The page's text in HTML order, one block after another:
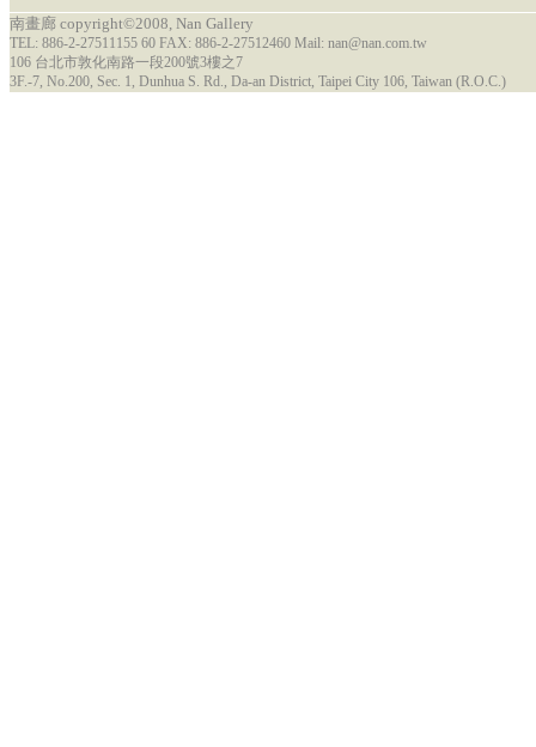
南畫廊 copyright©2008, Nan Gallery
TEL: 886-2-27511155 60 FAX: 886-2-27512460 Mail: nan@nan.com.tw
106 台北市敦化南路一段200號3樓之7
3F.-7, No.200, Sec. 1, Dunhua S. Rd., Da-an District, Taipei City 106, Taiwan (R.O.C.)